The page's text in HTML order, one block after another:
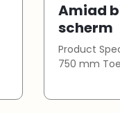
Amiad
scherm
Product Specificaties